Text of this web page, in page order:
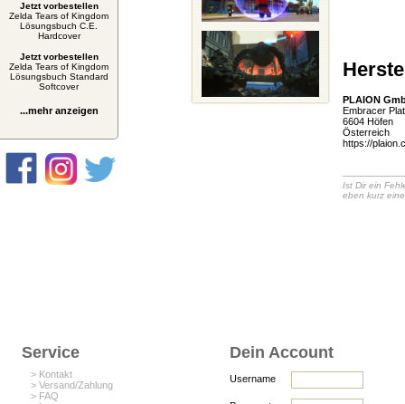
Jetzt vorbestellen
Zelda Tears of Kingdom
Lösungsbuch C.E.
Hardcover
Jetzt vorbestellen
Zelda Tears of Kingdom
Lösungsbuch Standard
Softcover
...mehr anzeigen
PLAION
Embracer
6604 Höfen
Österreich
https://
Ist Dir ein
eben kurz
Service
> Kontakt
> Versand/Zahlung
> FAQ
Dein Account
Username